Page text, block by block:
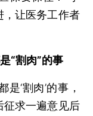
，让医务工作者
“割肉”的事
‘割肉’的事，
征求一遍意见后